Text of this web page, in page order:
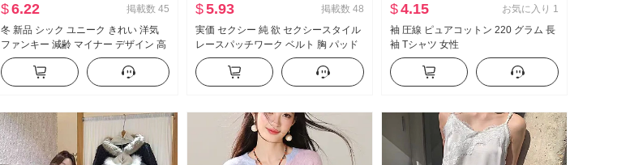
$6.22 掲載数 45
冬 新品 シック ユニーク きれい 洋気
ファンキー 減齢 マイナー デザイン 高
度 感 スーパー 美しい ブラック Tシャ
ツ
$5.93 掲載数 48
実価 セクシー 純 欲 セクシースタイル
レースパッチワーク ベルト 胸 パッド
インナーシャツ 秋冬 裏起毛 保温 長袖
Tシャツ トップス
$4.15 お気に入り 1
袖 圧線 ピュアコットン 220 グラム 長
袖 Tシャツ 女性